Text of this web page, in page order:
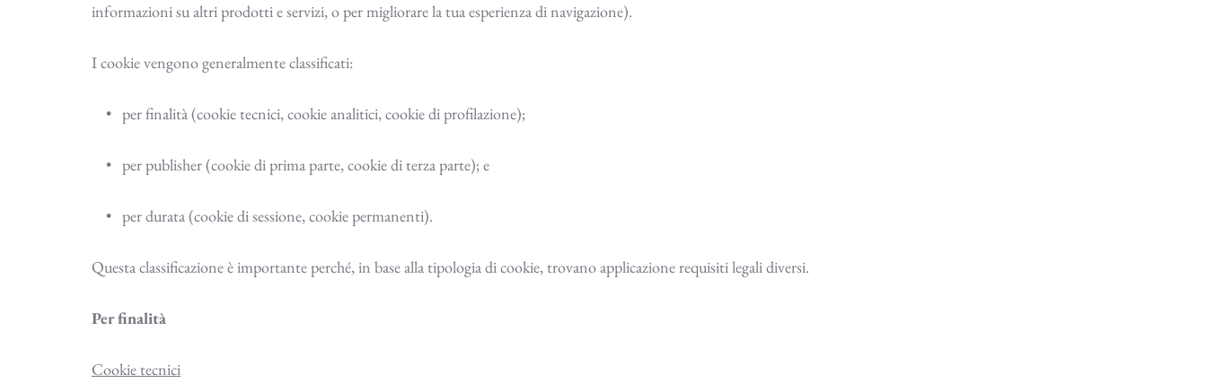
informazioni su altri prodotti e servizi, o per migliorare la tua esperienza di navigazione).
I cookie vengono generalmente classificati:
per finalità (cookie tecnici, cookie analitici, cookie di profilazione);
per publisher (cookie di prima parte, cookie di terza parte); e
per durata (cookie di sessione, cookie permanenti).
Questa classificazione è importante perché, in base alla tipologia di cookie, trovano applicazione requisiti legali diversi.
Per finalità
Cookie tecnici